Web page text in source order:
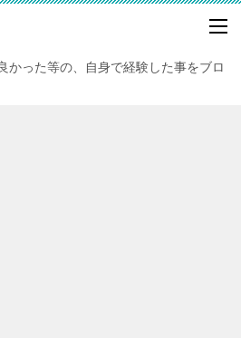
かった等の、自身で経験した事をブロ